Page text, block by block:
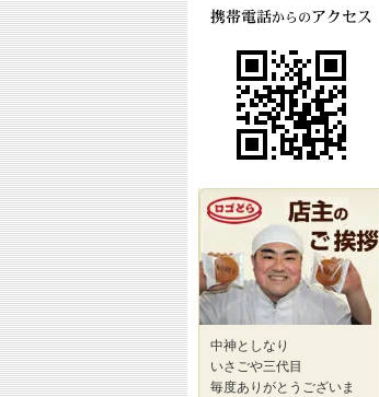
携
帯
話
か
ら
の
ア
ク
ス
「ロ
ゴ
ら
Ⓡ」
店
主
の
ご
挨
中神としなり
いさごや三代目
毎度ありがとうございま